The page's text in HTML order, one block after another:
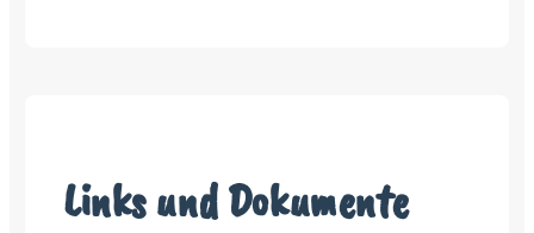
Links und Dokumente